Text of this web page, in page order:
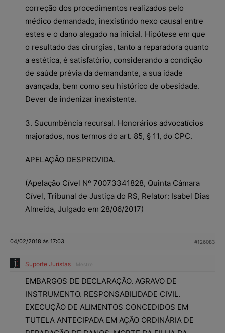
correção dos procedimentos realizados pelo
médico demandado, inexistindo nexo causal entre
estes e o dano alegado na inicial. Hipótese em que
o resultado das cirurgias, tanto a reparadora quanto
a estética, é satisfatório, considerando a condição
de saúde prévia da demandante, a sua idade
avançada, bem como seu histórico de obesidade.
Dever de indenizar inexistente.
3. Sucumbência recursal. Honorários advocatícios
majorados, nos termos do art. 85, § 11, do CPC.
APELAÇÃO DESPROVIDA.
(Apelação Cível Nº 70073341828, Quinta Câmara
Cível, Tribunal de Justiça do RS, Relator: Isabel Dias
Almeida, Julgado em 28/06/2017)
04/02/2018 às 17:03 #126083
Suporte Juristas Mestre
EMBARGOS DE DECLARAÇÃO. AGRAVO DE
INSTRUMENTO. RESPONSABILIDADE CIVIL.
EXECUÇÃO DE ALIMENTOS CONCEDIDOS EM
TUTELA ANTECIPADA EM AÇÃO ORDINÁRIA DE